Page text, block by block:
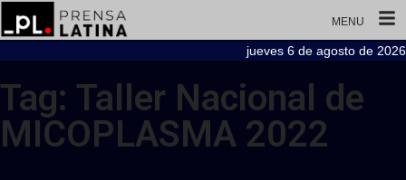
MENU
jueves 6 de agosto de 2026
Tag: Taller Nacional de
MICOPLASMA 2022